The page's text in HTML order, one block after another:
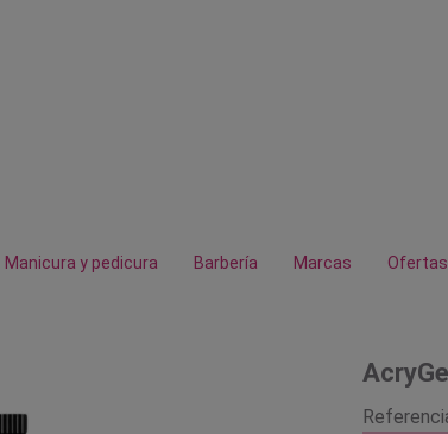
Manicura y pedicura Barbería Marcas Ofertas
AcryGel